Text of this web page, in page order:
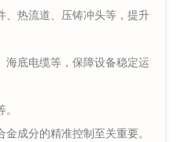
、热流道、压铸冲头等，提升
海底电缆等，保障设备稳定运
成分的精准控制至关重要。